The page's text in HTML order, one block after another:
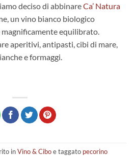
deciso di abbinareCa’ Natura
un vino bianco biologico
magnificamente equilibrato.
aperitivi, antipasti, cibi di mare,
e formaggi.
inVino & Ciboe taggato pecorino